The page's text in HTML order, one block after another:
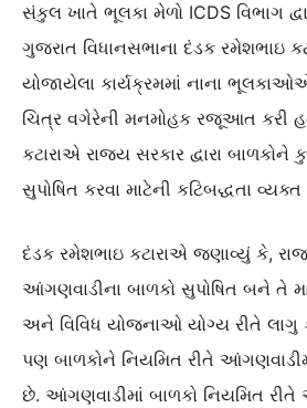
સંકુલ ખાતે ભૂલકા મેળો ICDS વિભાગ
ગુજરાત વિધાનસભાના દંડક રમેશભાઇ
યોજાયેલા કાર્યક્રમમાં નાના
ચિત્ર વગેરેની મનમોહક રજૂઆત કરી
કટારાએ રાજ્ય સરકાર દ્વારા બાળકોને
સુપોષિત કરવા માટેની કટિબદ્ધતા વ્યક્ત
દંડક રમેશભાઇ કટારાએ જણાવ્યું કે,
આંગણવાડીના બાળકો સુપોષિત બને તે
અને વિવિધ યોજનાઓ યોગ્ય રીતે લાગુ
પણ બાળકોને નિયમિત રીતે
છે. આંગણવાડીમાં બાળકો નિયમિત રીતે